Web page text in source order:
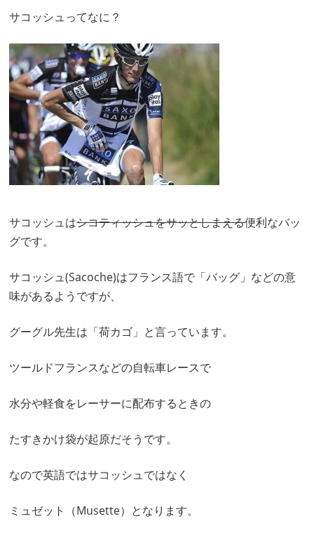
サコッシュってなに？
サコッシュはシコティッシュをサッとしまえる便利なバッ
グです。
サコッシュ(Sacoche)はフランス語で「バッグ」などの意
味があるようですが、
グーグル先生は「荷カゴ」と言っています。
ツールドフランスなどの自転車レースで
水分や軽食をレーサーに配布するときの
たすきかけ袋が起原だそうです。
なので英語ではサコッシュではなく
ミュゼット（Musette）となります。